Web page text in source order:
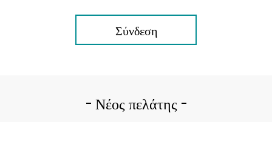
Σύνδεση
Νέος πελάτης